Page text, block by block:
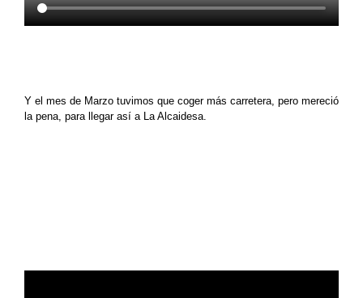
Y el mes de Marzo tuvimos que coger más carretera, pero mereció
la pena, para llegar así a La Alcaidesa.